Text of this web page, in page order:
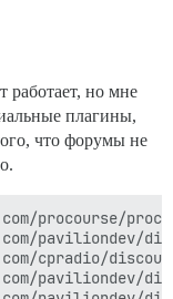
работает, но мне
плагины,
что форумы не
procourse/
paviliondev/
cpradio/
paviliondev/